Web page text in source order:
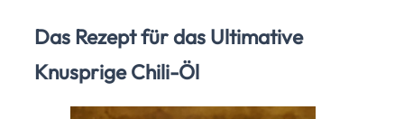
Das Rezept für das Ultimative
Knusprige Chili-Öl